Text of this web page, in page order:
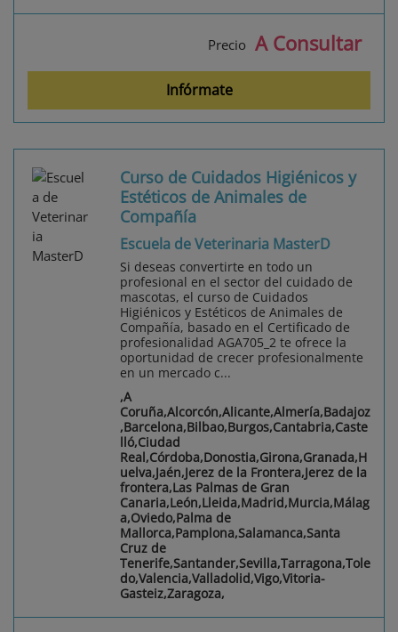
Precio A Consultar
Infórmate
Curso de Cuidados Higiénicos y
Estéticos de Animales de
Compañía
Escuela de Veterinaria MasterD
Si deseas convertirte en todo un
profesional en el sector del cuidado de
mascotas, el curso de Cuidados
Higiénicos y Estéticos de Animales de
Compañía, basado en el Certificado de
profesionalidad AGA705_2 te ofrece la
oportunidad de crecer profesionalmente
en un mercado c...
,A
Coruña,Alcorcón,Alicante,Almería,Badajoz
,Barcelona,Bilbao,Burgos,Cantabria,Caste
lló,Ciudad
Real,Córdoba,Donostia,Girona,Granada,H
uelva,Jaén,Jerez de la Frontera,Jerez de la
frontera,Las Palmas de Gran
Canaria,León,Lleida,Madrid,Murcia,Málag
a,Oviedo,Palma de
Mallorca,Pamplona,Salamanca,Santa
Cruz de
Tenerife,Santander,Sevilla,Tarragona,Tole
do,Valencia,Valladolid,Vigo,Vitoria-
Gasteiz,Zaragoza,